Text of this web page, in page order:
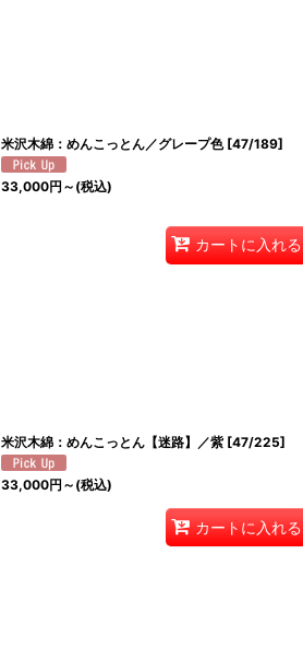
米沢木綿：めんこっとん／グレープ色 [47/189]
33,000円 ～ (税込)
カートに入れる
米沢木綿：めんこっとん【迷路】／紫 [47/225]
33,000円 ～ (税込)
カートに入れる